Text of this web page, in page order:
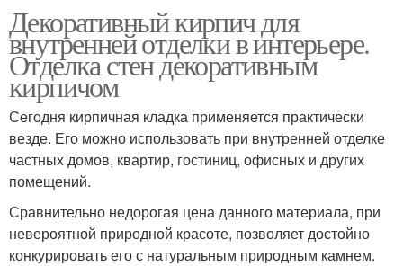
Декоративный кирпич для
внутренней отделки в интерьере.
Отделка стен декоративным
кирпичом
Сегодня кирпичная кладка применяется практически
везде. Его можно использовать при внутренней отделке
частных домов, квартир, гостиниц, офисных и других
помещений.
Сравнительно недорогая цена данного материала, при
невероятной природной красоте, позволяет достойно
конкурировать его с натуральным природным камнем.